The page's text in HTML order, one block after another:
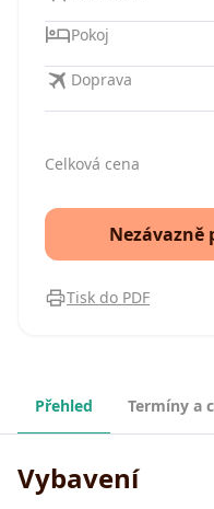
Pokoj
Doprava
Celková cena
Tisk do PDF
Přehled Termíny a
Vybavení